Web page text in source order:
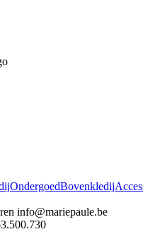
OndergoedBovenkledij
info@mariepaule.be